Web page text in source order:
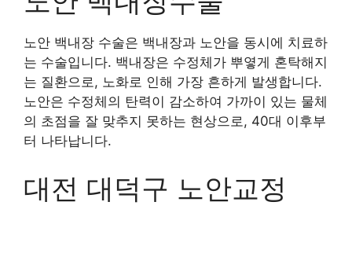
노안 백내장 수술은 백내장과 노안을 동시에 치료하
는 수술입니다. 백내장은 수정체가 뿌옇게 혼탁해지
는 질환으로, 노화로 인해 가장 흔하게 발생합니다.
노안은 수정체의 탄력이 감소하여 가까이 있는 물체
의 초점을 잘 맞추지 못하는 현상으로, 40대 이후부
터 나타납니다.
대전 대덕구 노안교정